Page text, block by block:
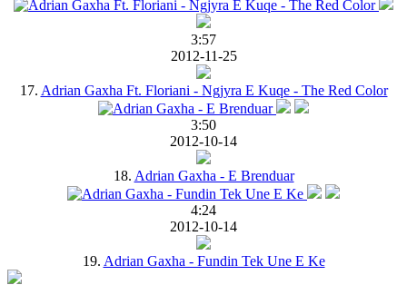
3:57
2012-11-25
17. Adrian Gaxha Ft. Floriani - Ngjyra E Kuqe - The Red Color
3:50
2012-10-14
18. Adrian Gaxha - E Brenduar
4:24
2012-10-14
19. Adrian Gaxha - Fundin Tek Une E Ke